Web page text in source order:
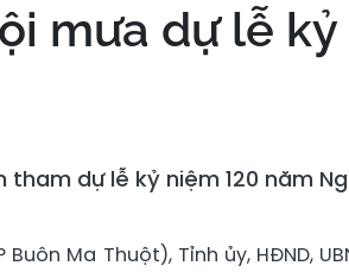
mưa dự lễ
dự lễ kỷ niệm 120 năm
Ma Thuột), Tỉnh ủy, HĐND,